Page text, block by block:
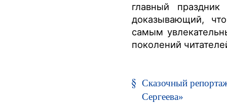
главный
доказывающий,
самым
поколений
Сказочный
Сергеева»